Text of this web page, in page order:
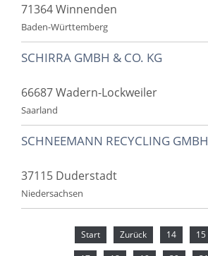
71364 Winnenden
Baden-Württemberg
SCHIRRA GMBH & CO. KG
66687 Wadern-Lockweiler
Saarland
SCHNEEMANN RECYCLING GMBH
37115 Duderstadt
Niedersachsen
Start Zurück 14 15